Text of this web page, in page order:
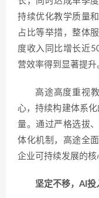
持续优化教学质量
占比等举措，整体
度收入同比增长近
营效率得到显著提升
高途高度重视
心，持续构建体系
量。通过严格选拔
体化机制，高途全
企业可持续发展的核
坚定不移，AI